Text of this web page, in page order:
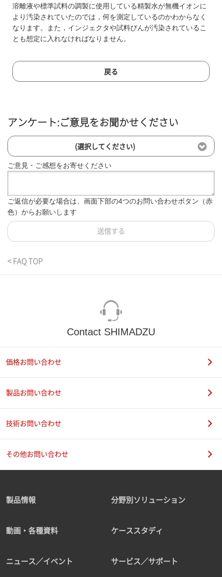
溶離液や標準試料の調製に使用している精製水が無機イオンに
より汚染されていたのでは，何を測定しているのかわからなく
なります。また，インジェクタや試料びんが汚染されているこ
とも想定に入れなければなりません。
戻る
アンケート:ご意見をお聞かせください
(選択してください)
ご意見・ご感想をお寄せください
ご返信が必要な場合は、画面下部の4つのお問い合わせボタン（赤
色）からお願いします
送信する
< FAQ TOP
Contact SHIMADZU
価格お問い合わせ
製品お問い合わせ
技術お問い合わせ
その他お問い合わせ
製品情報 分野別ソリューション
動画・各種資料 ケーススタディ
ニュース／イベント サービス／サポート